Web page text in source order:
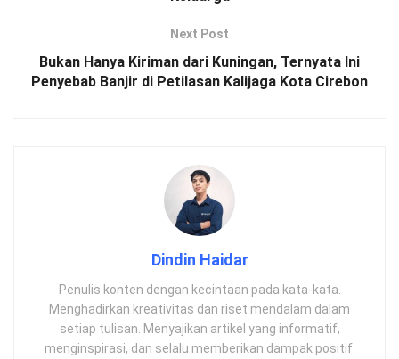
Next Post
Bukan Hanya Kiriman dari Kuningan, Ternyata Ini
Penyebab Banjir di Petilasan Kalijaga Kota Cirebon
Dindin Haidar
Penulis konten dengan kecintaan pada kata-kata.
Menghadirkan kreativitas dan riset mendalam dalam
setiap tulisan. Menyajikan artikel yang informatif,
menginspirasi, dan selalu memberikan dampak positif.